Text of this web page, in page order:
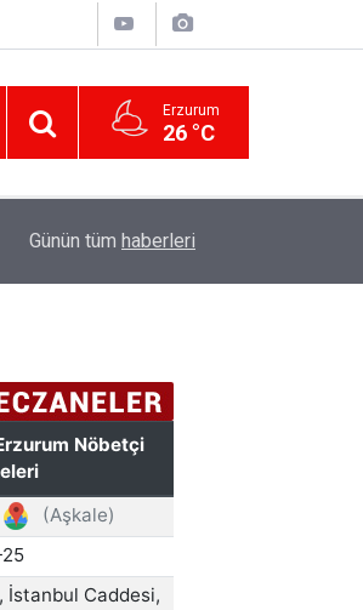
Erzurum
26 °C
gıda ve yem işletmelerine sıkı
Günün tüm haberleri